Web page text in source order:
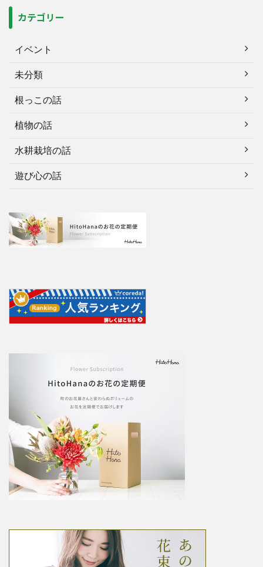
カテゴリー
イベント
未分類
根っこの話
植物の話
水耕栽培の話
遊び心の話